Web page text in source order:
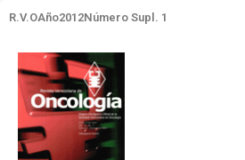
R.V.OAño2012Número Supl. 1